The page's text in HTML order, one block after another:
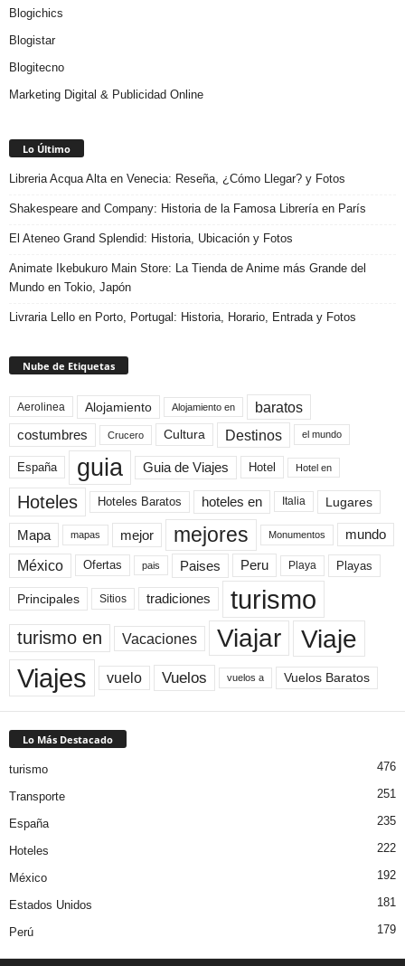
Blogichics
Blogistar
Blogitecno
Marketing Digital & Publicidad Online
Lo Último
Libreria Acqua Alta en Venecia: Reseña, ¿Cómo Llegar? y Fotos
Shakespeare and Company: Historia de la Famosa Librería en París
El Ateneo Grand Splendid: Historia, Ubicación y Fotos
Animate Ikebukuro Main Store: La Tienda de Anime más Grande del
Mundo en Tokio, Japón
Livraria Lello en Porto, Portugal: Historia, Horario, Entrada y Fotos
Nube de Etiquetas
Aerolinea Alojamiento Alojamiento en baratos
costumbres Crucero Cultura Destinos el mundo
España guia Guia de Viajes Hotel Hotel en
Hoteles Hoteles Baratos hoteles en Italia Lugares
Mapa mapas mejor mejores Monumentos mundo
México Ofertas pais Paises Peru Playa Playas
Principales Sitios tradiciones turismo
turismo en Vacaciones Viajar Viaje
Viajes vuelo Vuelos vuelos a Vuelos Baratos
Lo Más Destacado
turismo 476
Transporte 251
España 235
Hoteles 222
México 192
Estados Unidos 181
Perú 179